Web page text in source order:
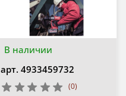
В наличии
арт. 4933459732
(0)